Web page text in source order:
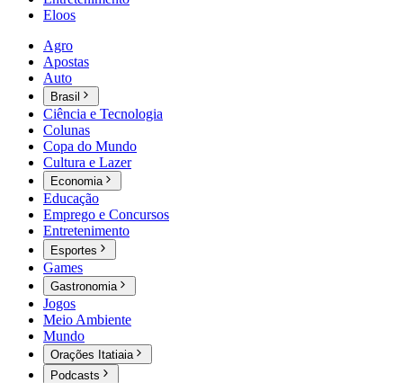
Eloos
Agro
Apostas
Auto
Brasil
Ciência e Tecnologia
Colunas
Copa do Mundo
Cultura e Lazer
Economia
Educação
Emprego e Concursos
Entretenimento
Esportes
Games
Gastronomia
Jogos
Meio Ambiente
Mundo
Orações Itatiaia
Podcasts